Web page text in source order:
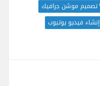
تصميم موشن جرافيك
إنشاء فيديو يوتيوب